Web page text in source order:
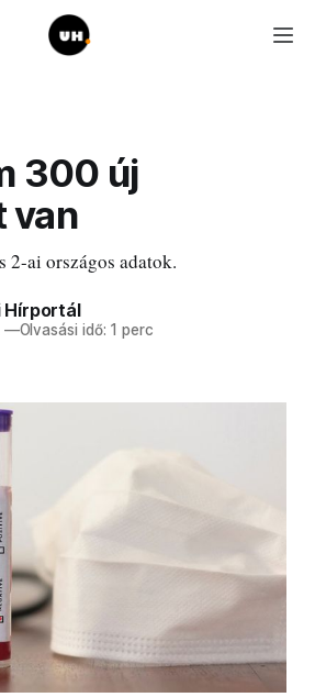
300 új
van
ai országos adatok.
Hírportál
—Olvasási idő: 1 perc